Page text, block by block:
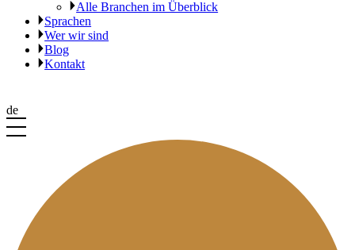
Alle Branchen im Überblick
Sprachen
Wer wir sind
Blog
Kontakt
de